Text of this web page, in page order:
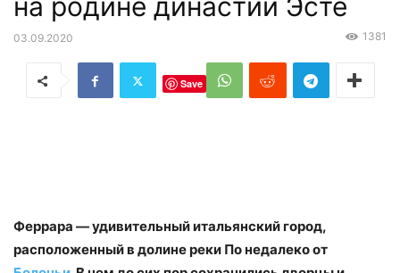
03.09.2020 1381
Save
Феррара — удивительный итальянский город,
расположенный в долине реки По недалеко от